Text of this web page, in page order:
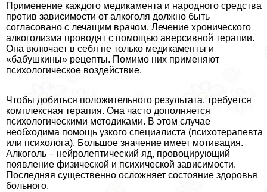
Применение каждого медикамента и народного средства
против зависимости от алкоголя должно быть
согласовано с лечащим врачом. Лечение хронического
алкоголизма проводят с помощью аверсивной терапии.
Она включает в себя не только медикаменты и
«бабушкины» рецепты. Помимо них применяют
психологическое воздействие.
Чтобы добиться положительного результата, требуется
комплексная терапия. Она часто дополняется
психологическими методиками. В этом случае
необходима помощь узкого специалиста (психотерапевта
или психолога). Большое значение имеет мотивация.
Алкоголь – нейролептический яд, провоцирующий
появление физической и психической зависимости.
Последняя существенно осложняет состояние здоровья
больного.